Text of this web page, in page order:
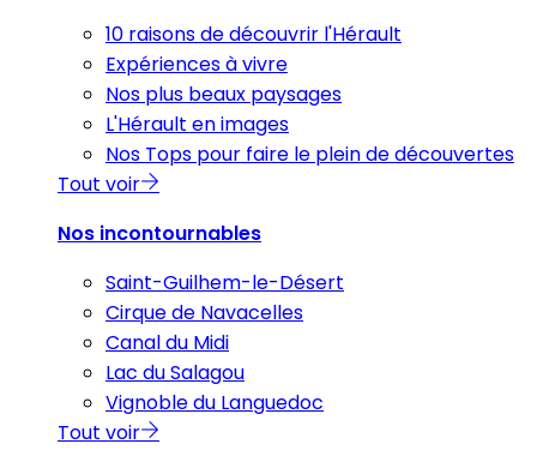
10 raisons de découvrir l'Hérault
Expériences à vivre
Nos plus beaux paysages
L'Hérault en images
Nos Tops pour faire le plein de découvertes
Tout voir
Nos incontournables
Saint-Guilhem-le-Désert
Cirque de Navacelles
Canal du Midi
Lac du Salagou
Vignoble du Languedoc
Tout voir